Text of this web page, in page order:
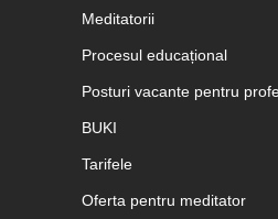
Meditatorii
Procesul educațional
Posturi vacante pentru
BUKI
Tarifele
Oferta pentru meditator